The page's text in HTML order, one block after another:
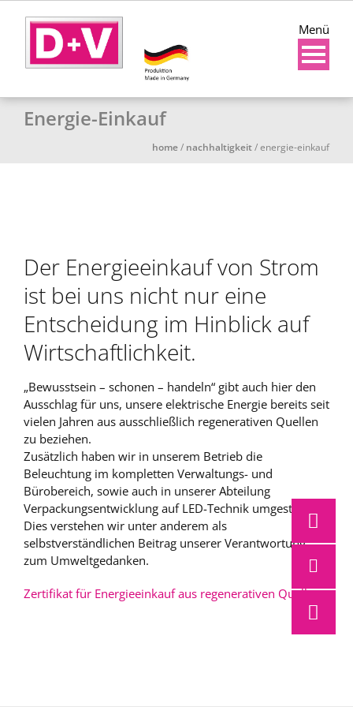
Menü
Energie-Einkauf
home/ nachhaltigkeit/energie-einkauf
Der Energieeinkauf von Strom
ist bei uns nicht nur eine
Entscheidung im Hinblick auf
Wirtschaftlichkeit.
„Bewusstsein – schonen – handeln“ gibt auch hier den
Ausschlag für uns, unsere elektrische Energie bereits seit
vielen Jahren aus ausschließlich regenerativen Quellen
zu beziehen.
Zusätzlich haben wir in unserem Betrieb die
Beleuchtung im kompletten Verwaltungs- und
Bürobereich, sowie auch in unserer Abteilung
Verpackungsentwicklung auf LED-Technik umgestellt.
Dies verstehen wir unter anderem als
selbstverständlichen Beitrag unserer Verantwortung
zum Umweltgedanken.
Zertifikat für Energieeinkauf aus regenerativen Quellen